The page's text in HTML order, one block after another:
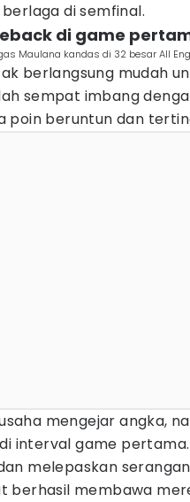
di semfinal.
di game
Maulana kandas di 32 besar All
berlangsung mudah
sempat imbang
poin beruntun dan
mengejar angka,
interval game
melepaskan
berhasil membawa